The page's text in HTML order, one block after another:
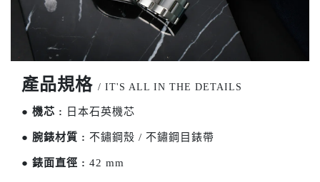
產品規格 / IT'S ALL IN THE DETAILS
● 機芯 : 日本石英機芯
● 腕錶材質 : 不鏽鋼殼 / 不鏽鋼目錶帶
● 錶面直徑 : 42 mm